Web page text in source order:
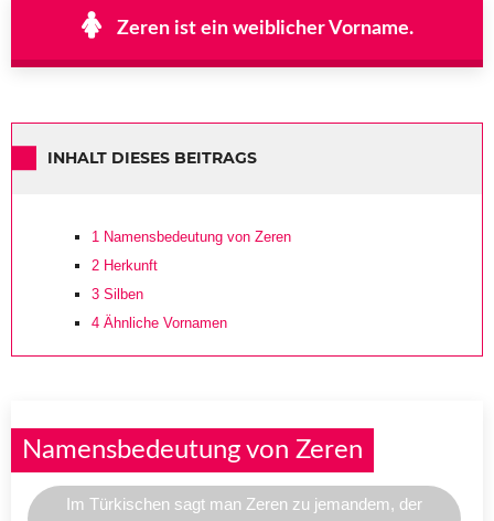
Zeren ist ein weiblicher Vorname.
INHALT DIESES BEITRAGS
1 Namensbedeutung von Zeren
2 Herkunft
3 Silben
4 Ähnliche Vornamen
Namensbedeutung von Zeren
Im Türkischen sagt man Zeren zu jemandem, der